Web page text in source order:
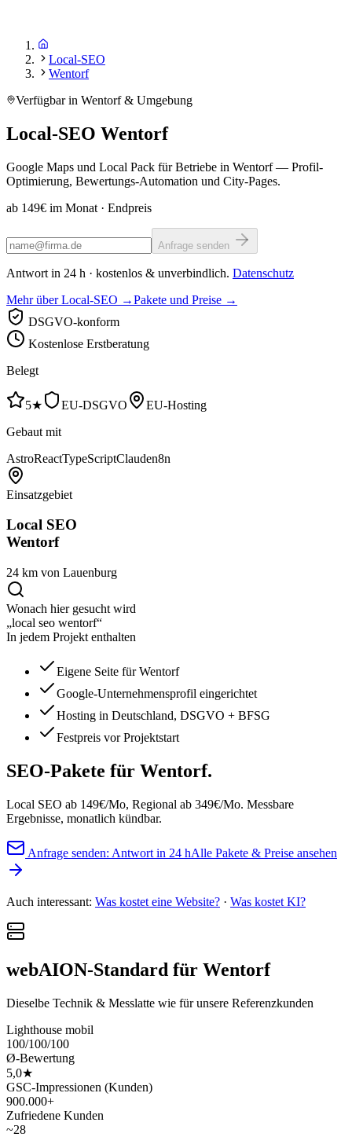
Local-SEO
Wentorf
Verfügbar in Wentorf & Umgebung
Local-SEO Wentorf
Google Maps und Local Pack für Betriebe in Wentorf — Profil-
Optimierung, Bewertungs-Automation und City-Pages.
ab 149€ im Monat · Endpreis
Anfrage senden
Antwort in 24 h · kostenlos & unverbindlich. Datenschutz
Mehr über Local-SEO →Pakete und Preise →
DSGVO-konform
Kostenlose Erstberatung
Belegt
5★ EU-DSGVO
EU-Hosting
Gebaut mit
AstroReactTypeScriptClauden8n
Einsatzgebiet
Local SEO
Wentorf
24 km von Lauenburg
Wonach hier gesucht wird
„local seo wentorf“
In jedem Projekt enthalten
Eigene Seite für Wentorf
Google-Unternehmensprofil eingerichtet
Hosting in Deutschland, DSGVO + BFSG
Festpreis vor Projektstart
SEO-Pakete für Wentorf.
Local SEO ab 149€/Mo, Regional ab 349€/Mo. Messbare
Ergebnisse, monatlich kündbar.
Anfrage senden: Antwort in 24 hAlle Pakete & Preise ansehen
Auch interessant: Was kostet eine Website? · Was kostet KI?
webAION-Standard für Wentorf
Dieselbe Technik & Messlatte wie für unsere Referenzkunden
Lighthouse mobil
100/100/100
Ø-Bewertung
5,0★
GSC-Impressionen (Kunden)
900.000+
Zufriedene Kunden
~28